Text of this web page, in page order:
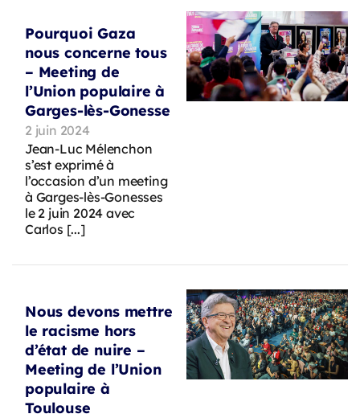
Pourquoi Gaza
nous concerne tous
– Meeting de
l’Union populaire à
Garges-lès-Gonesse
2 juin 2024
Jean-Luc Mélenchon
s’est exprimé à
l’occasion d’un meeting
à Garges-lès-Gonesses
le 2 juin 2024 avec
Carlos [...]
Nous devons mettre
le racisme hors
d’état de nuire –
Meeting de l’Union
populaire à
Toulouse